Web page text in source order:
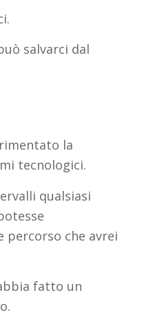
salvarci dal
la
tecnologici.
qualsiasi
che avrei
fatto un